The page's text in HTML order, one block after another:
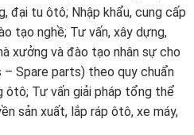
đại tu ôtô; Nhập khẩu, cung cấp
tạo nghề; Tư vấn, xây dựng,
xưởng và đào tạo nhân sự cho
– Spare parts) theo quy chuẩn
ôtô; Tư vấn giải pháp tổng thể
sản xuất, lắp ráp ôtô, xe máy,